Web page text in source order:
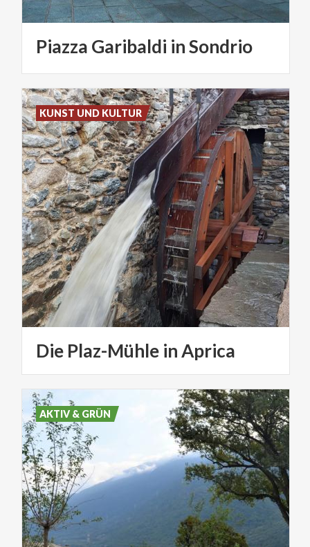
Piazza Garibaldi inSondrio
Die Plaz-Mühle inAprica
KUNST UND KULTUR
AKTIV & GRÜN